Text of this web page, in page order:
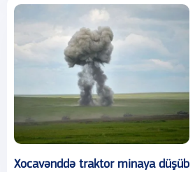
Xocavənddə traktor minaya düşüb